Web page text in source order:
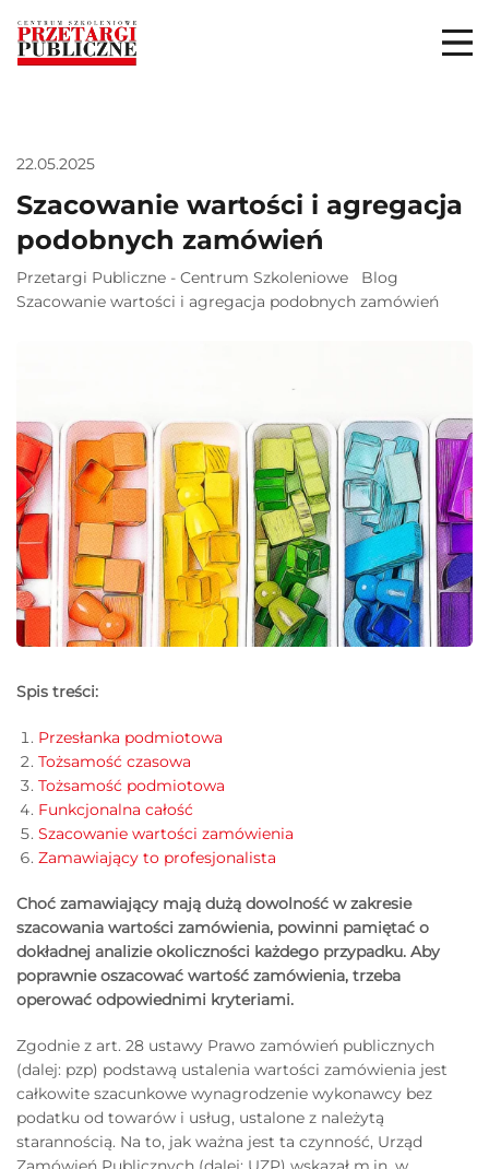
22.05.2025
Szacowanie wartości i agregacja
podobnych zamówień
Przetargi Publiczne - Centrum Szkoleniowe
Blog
Szacowanie wartości i agregacja podobnych zamówień
Spis treści:
Przesłanka podmiotowa
Tożsamość czasowa
Tożsamość podmiotowa
Funkcjonalna całość
Szacowanie wartości zamówienia
Zamawiający to profesjonalista
Choć zamawiający mają dużą dowolność w zakresie
szacowania wartości zamówienia, powinni pamiętać o
dokładnej analizie okoliczności każdego przypadku. Aby
poprawnie oszacować wartość zamówienia, trzeba
operować odpowiednimi kryteriami.
Zgodnie z art. 28 ustawy Prawo zamówień publicznych
(dalej: pzp) podstawą ustalenia wartości zamówienia jest
całkowite szacunkowe wynagrodzenie wykonawcy bez
podatku od towarów i usług, ustalone z należytą
starannością. Na to, jak ważna jest ta czynność, Urząd